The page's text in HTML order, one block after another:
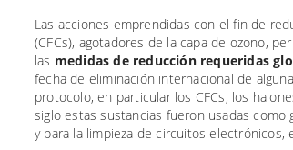
Las acciones emprendidas con el fin de
(CFCs), agotadores de la capa de ozono,
las medidas de reducción requeridas
fecha de eliminación internacional de
protocolo, en particular los CFCs, los
siglo estas sustancias fueron usadas
y para la limpieza de circuitos electrónicos,